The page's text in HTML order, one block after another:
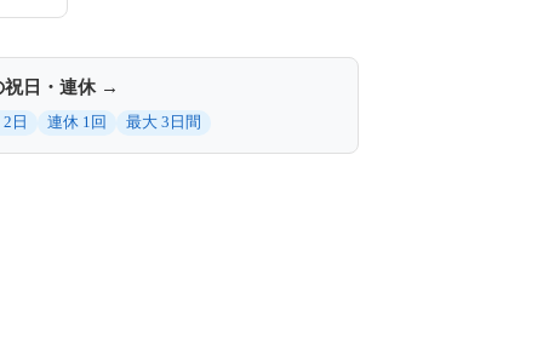
祝日・連休 →
日 連休 1回 最大 3日間